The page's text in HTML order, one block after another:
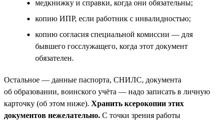
медкнижку и справки, когда они обязательны;
копию ИПР, если работник с инвалидностью;
копию согласия специальной комиссии — для
бывшего госслужащего, когда этот документ
обязателен.
Остальное — данные паспорта, СНИЛС, документа
об образовании, воинского учёта — надо записать в личную
карточку (об этом ниже). Хранить ксерокопии этих
документов нежелательно. С точки зрения работы